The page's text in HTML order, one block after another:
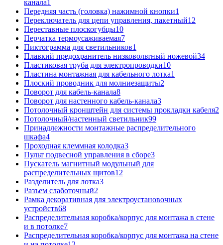
канала1
Передняя часть (головка) нажимной кнопки1
Переключатель для цепи управления, пакетный12
Переставные плоскогубцы10
Перчатка термоусаживаемая7
Пиктограмма для светильников1
Плавкий предохранитель низковольтный ножевой34
Пластиковая труба для электропроводки10
Пластина монтажная для кабельного лотка1
Плоский проводник для молниезащиты2
Поворот для кабель-канала8
Поворот для настенного кабель-канала3
Потолочный кронштейн для системы прокладки кабеля2
Потолочный/настенный светильник99
Принадлежности монтажные распределительного
шкафа4
Проходная клеммная колодка3
Пульт подвесной управления в сборе3
Пускатель магнитный модульный для
распределительных щитов12
Разделитель для лотка3
Разъем слаботочный2
Рамка декоративная для электроустановочных
устройств68
Распределительная коробка/корпус для монтажа в стене
и в потолке7
Распределительная коробка/корпус для монтажа на стене